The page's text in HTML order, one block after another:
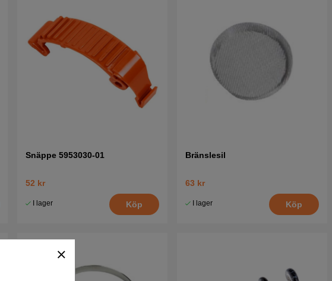
Snäppe 5953030-01
52 kr
I lager Köp
Bränslesil
63 kr
I lager Köp